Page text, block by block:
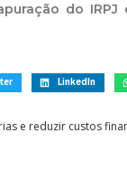
do
LinkedIn
e reduzir custos